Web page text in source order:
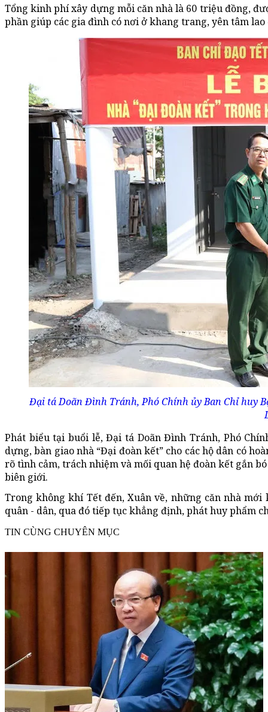
Tổng kinh phí xây dựng mỗi căn nhà là 60 triệu đồng,
phần giúp các gia đình có nơi ở khang trang, yên tâm
Đại tá Doãn Đình Tránh, Phó Chính ủy Ban Chỉ huy
Phát biểu tại buổi lễ, Đại tá Doãn Đình Tránh, Phó
dựng, bàn giao nhà “Đại đoàn kết” cho các hộ dân có
rõ tình cảm, trách nhiệm và mối quan hệ đoàn kết gắn
biên giới.
Trong không khí Tết đến, Xuân về, những căn nhà
quân - dân, qua đó tiếp tục khẳng định, phát huy phẩm
TIN CÙNG CHUYÊN MỤC